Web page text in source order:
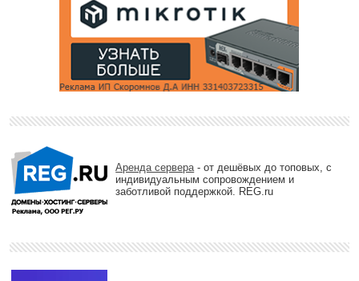
Аренда сервера- от дешёвых до топовых, с
индивидуальным сопровождением и
заботливой поддержкой. REG.ru